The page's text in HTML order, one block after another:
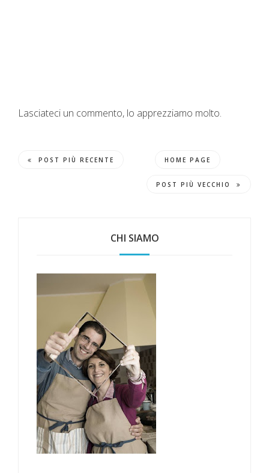
Lasciateci un commento, lo apprezziamo molto.
POST PIÙ RECENTE HOME PAGE
POST PIÙ VECCHIO
CHI SIAMO